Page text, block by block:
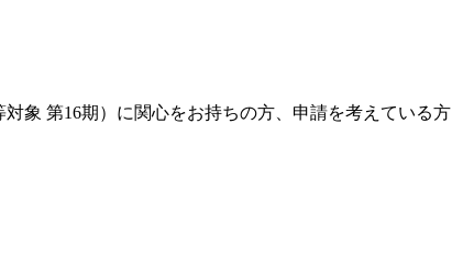
象 第16期）に関心をお持ちの方、申請を考えている方